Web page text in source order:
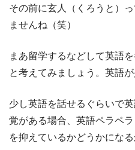
その前に玄人（くろうと）
ませんね（笑）
まあ留学するなどして英語
と考えてみましょう。英語
少し英語を話せるぐらいで
覚がある場合、英語ペラペ
を抑えているかどうかになる